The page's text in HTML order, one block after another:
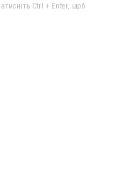
Ctrl + Enter, щоб